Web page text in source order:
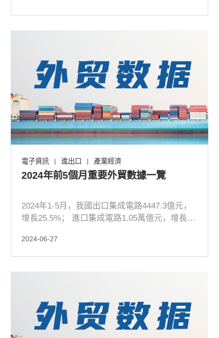
電子資訊 | 進出口 | 產業經濟
2024年前5個月重要外貿數據一覽
2024年1-5月，我國出口集成電路4447.3億元，
增長25.5%； 進口集成電路1.05萬億元，增長
2024-06-27